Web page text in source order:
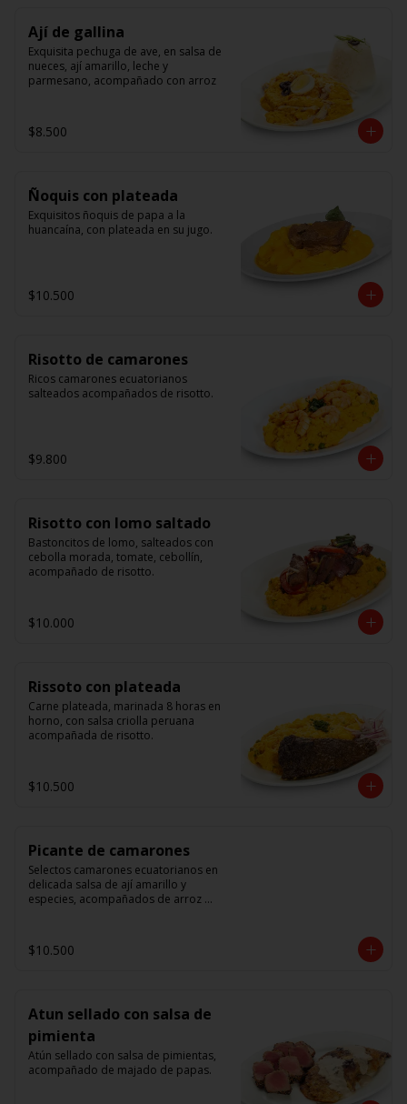
Ají de gallina
Exquisita pechuga de ave, en salsa de
nueces, ají amarillo, leche y
parmesano, acompañado con arroz
$8.500
Ñoquis con plateada
Exquisitos ñoquis de papa a la
huancaína, con plateada en su jugo.
$10.500
Risotto de camarones
Ricos camarones ecuatorianos
salteados acompañados de risotto.
$9.800
Risotto con lomo saltado
Bastoncitos de lomo, salteados con
cebolla morada, tomate, cebollín,
acompañado de risotto.
$10.000
Rissoto con plateada
Carne plateada, marinada 8 horas en
horno, con salsa criolla peruana
acompañada de risotto.
$10.500
Picante de camarones
Selectos camarones ecuatorianos en
delicada salsa de ají amarillo y
especies, acompañados de arroz
$10.500
Atun sellado con salsa de
pimienta
Atún sellado con salsa de pimientas,
acompañado de majado de papas.